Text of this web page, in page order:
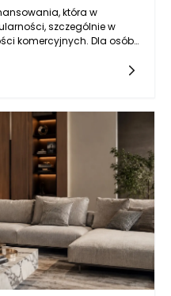
która w
szczególnie w
komercyjnych. Dla osób
Dzięki niższym stopom
spłaty, pozwala na
które można
przystosowanej do
zatem zastanowić się nad
dla przedsiębiorców z